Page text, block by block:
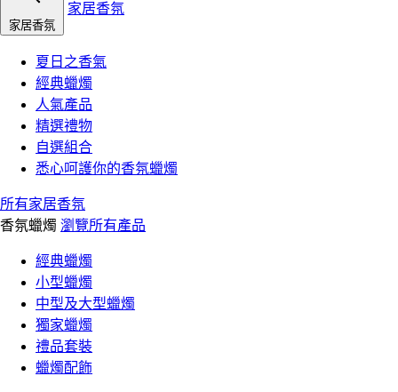
家居香氛
家居香氛
夏日之香氣
經典蠟燭
人氣產品
精選禮物
自選組合
悉心呵護你的香氛蠟燭
所有家居香氛
香氛蠟燭 瀏覽所有產品
經典蠟燭
小型蠟燭
中型及大型蠟燭
獨家蠟燭
禮品套裝
蠟燭配飾